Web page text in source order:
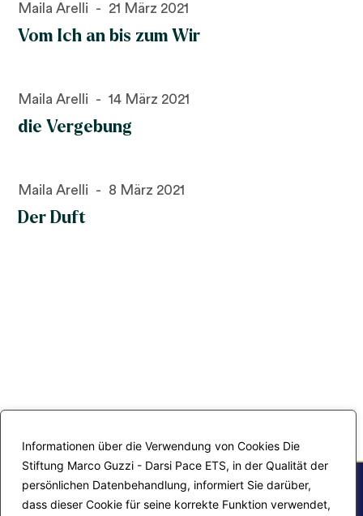
Informationen über die Verwendung von Cookies Die
Stiftung Marco Guzzi - Darsi Pace ETS, in der Qualität der
persönlichen Datenbehandlung, informiert Sie darüber,
dass dieser Cookie für seine korrekte Funktion verwendet,
Vom Ich an bis zum Wir
Maila Arelli 21 März 2021
die Vergebung
Maila Arelli 14 März 2021
Der Duft
Maila Arelli 8 März 2021